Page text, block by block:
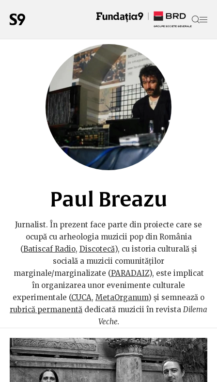
Paul Breazu
Jurnalist. În prezent face parte din proiecte care se
ocupă cu arheologia muzicii pop din România
(Batiscaf Radio, Discotecă), cu istoria culturală și
socială a muzicii comunităților
marginale/marginalizate (PARADAIZ), este implicat
în organizarea unor evenimente culturale
experimentale (CUCA, MetaOrganum) și semnează o
rubrică permanentă dedicată muzicii în revista Dilema
Veche.